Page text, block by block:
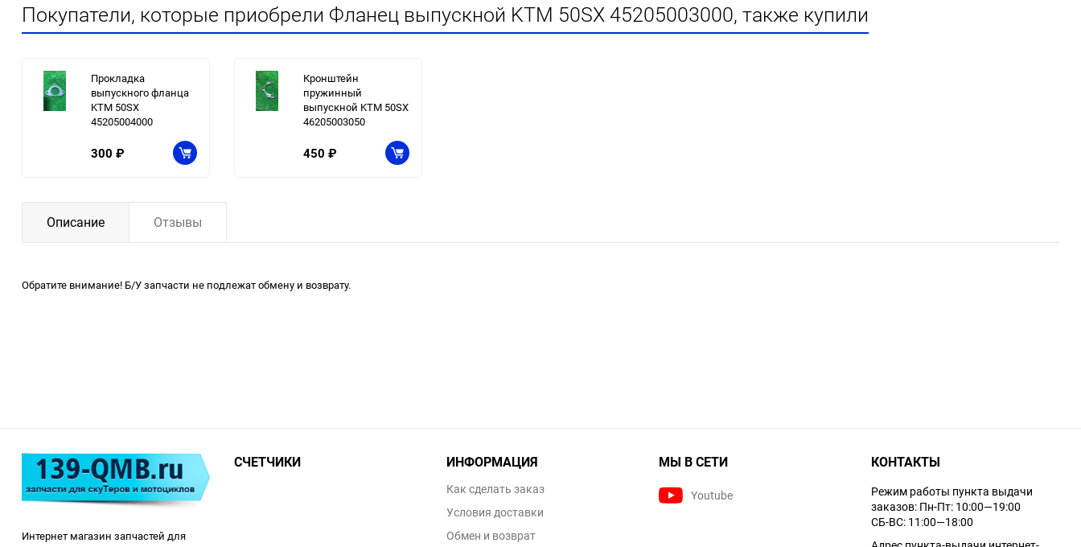
Покупатели, которые приобрели Фланец выпускной KTM 50SX 45205003000, также купили
Прокладка
выпускного фланца
KTM 50SX
45205004000
300 ₽
Кронштейн
пружинный
выпускной KTM 50SX
46205003050
450 ₽
Описание Отзывы
Обратите внимание! Б/У запчасти не подлежат обмену и возврату.
Интернет магазин запчастей для
СЧЕТЧИКИ ИНФОРМАЦИЯ
Как сделать заказ
Условия доставки
Обмен и возврат
МЫ В СЕТИ
Youtube
КОНТАКТЫ
Режим работы пункта выдачи
заказов: Пн-Пт: 10:00—19:00
СБ-ВС: 11:00—18:00